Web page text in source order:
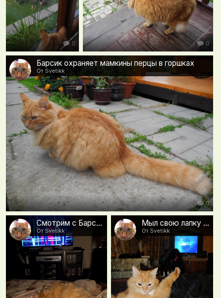
0 0
Барсик охраняет мамкины перцы в горшках
От Svetikk
0
Смотрим с Барсиком шоу &quot;Голос&quot; по пятницам
От Svetikk
Мыл свою лапку и задумался о смысле жизни:)
От Svetikk